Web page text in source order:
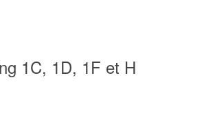
1C, 1D, 1F et H